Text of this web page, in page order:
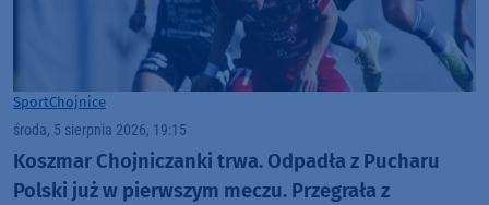
SportChojnice
środa, 5 sierpnia 2026, 19:15
Koszmar Chojniczanki trwa. Odpadła z Pucharu
Polski już w pierwszym meczu. Przegrała z